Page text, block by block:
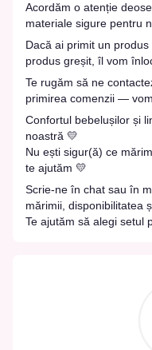
Acordăm o atenție
materiale sigure pentru
Dacă ai primit un
produs greșit, îl vom
Te rugăm să ne
primirea comenzii —
Confortul bebelușilor și
noastră 💛
Nu ești sigur(ă) ce
te ajutăm 💛
Scrie-ne în chat sau în
mărimii, disponibilitatea
Te ajutăm să alegi setul